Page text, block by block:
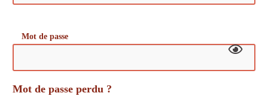
Mot de passe
Mot de passe perdu ?